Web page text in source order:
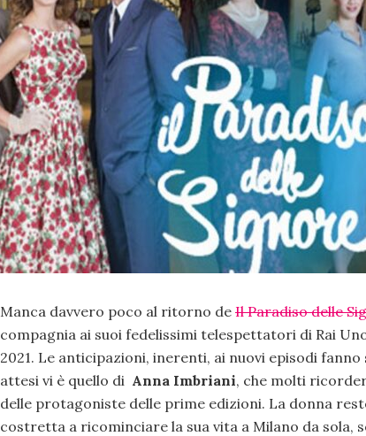
Manca davvero poco al ritorno de Il Paradiso delle
compagnia ai suoi fedelissimi telespettatori di Rai
2021. Le anticipazioni, inerenti, ai nuovi episodi
attesi vi è quello di Anna Imbriani, che molti
delle protagoniste delle prime edizioni. La donna
costretta a ricominciare la sua vita a Milano da sola,